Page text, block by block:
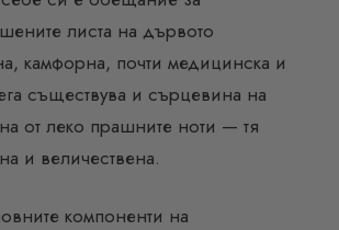
листа на дървото
камфорна, почти медицинска и
съществува и сърцевина на
от леко прашните ноти — тя
и величествена.
компоненти на